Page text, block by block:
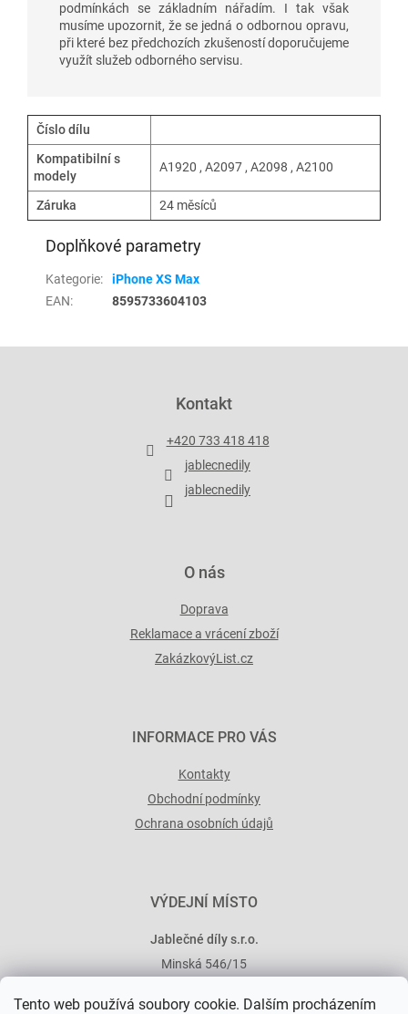
Tento web používá soubory cookie. Dalším procházením
podmínkách se základním nářadím. I tak však
musíme upozornit, že se jedná o odbornou opravu,
při které bez předchozích zkušeností doporučujeme
využít služeb odborného servisu.
Číslo dílu
Kompatibilní s
modely
A1920 , A2097 , A2098 , A2100
Záruka 24 měsíců
Doplňkové parametry
Kategorie:
iPhone XS Max
EAN: 8595733604103
Kontakt
+420 733 418 418
jablecnedily
jablecnedily
O nás
Doprava
Reklamace a vrácení zboží
ZakázkovýList.cz
INFORMACE PRO VÁS
Kontakty
Obchodní podmínky
Ochrana osobních údajů
VÝDEJNÍ MÍSTO
Jablečné díly s.r.o.
Minská 546/15